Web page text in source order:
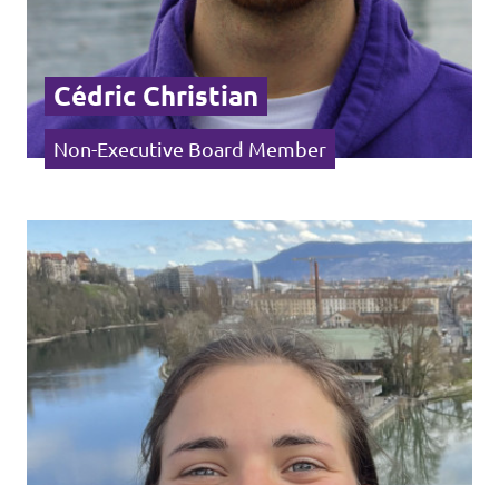
Cédric Christian
Non-Executive Board Member